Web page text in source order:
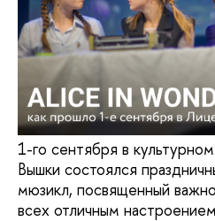
1-го сентября в
Вышки состоялся
мюзикл, посвященный
всех отличным